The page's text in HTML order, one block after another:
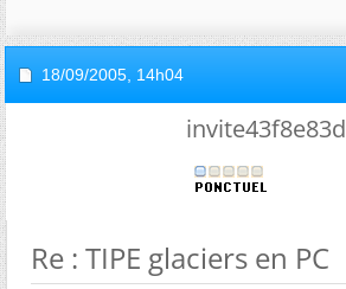
18/09/2005, 14h04
invite43f8e83d
Re : TIPE glaciers en PC